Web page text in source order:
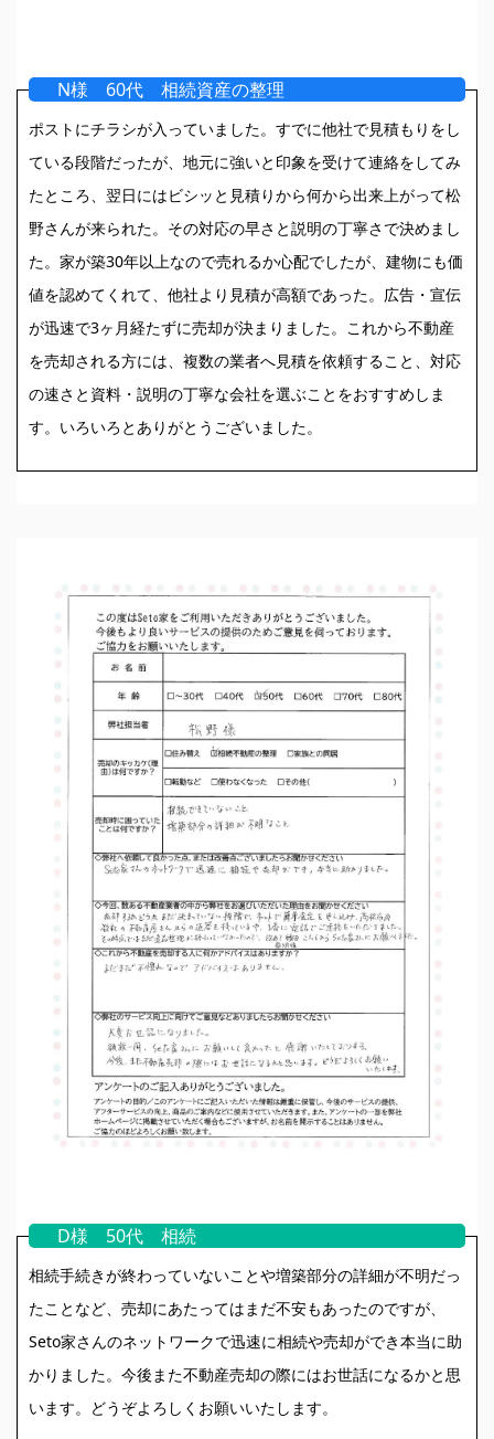
N様 60代 相続資産の整理
ポストにチラシが入っていました。すでに他社で見積もりをし
ている段階だったが、地元に強いと印象を受けて連絡をしてみ
たところ、翌日にはビシッと見積りから何から出来上がって松
野さんが来られた。その対応の早さと説明の丁寧さで決めまし
た。家が築30年以上なので売れるか心配でしたが、建物にも価
値を認めてくれて、他社より見積が高額であった。広告・宣伝
が迅速で3ヶ月経たずに売却が決まりました。これから不動産
を売却される方には、複数の業者へ見積を依頼すること、対応
の速さと資料・説明の丁寧な会社を選ぶことをおすすめしま
す。いろいろとありがとうございました。
D様 50代 相続
相続手続きが終わっていないことや増築部分の詳細が不明だっ
たことなど、売却にあたってはまだ不安もあったのですが、
Seto家さんのネットワークで迅速に相続や売却ができ本当に助
かりました。今後また不動産売却の際にはお世話になるかと思
います。どうぞよろしくお願いいたします。